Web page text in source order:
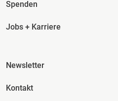
Spenden
Jobs + Karriere
Fusszeile Spalte 3
Newsletter
Kontakt